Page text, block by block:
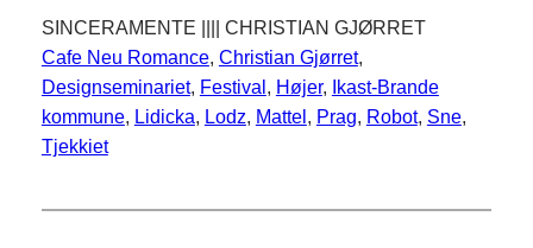
SINCERAMENTE |||| CHRISTIAN GJØRRET
Cafe Neu Romance, Christian Gjørret
Designseminariet, Festival , Højer,
Ikast-Brande
kommune, Lidicka, Lodz, Mattel , Prag, Robot, Sne
Tjekkiet